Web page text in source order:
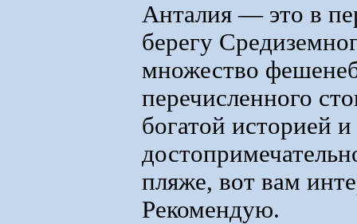
Анталия — это в
берегу
множество
перечисленного
богатой историей
пляже, вот вам
Рекомендую.